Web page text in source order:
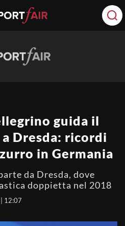
guida il
Dresda: ricordi
in Germania
da Dresda, dove
doppietta nel 2018
12:07